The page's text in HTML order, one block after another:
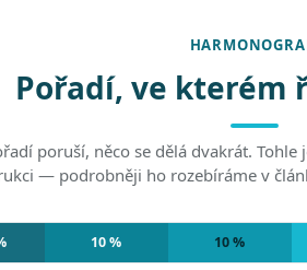
Pořadí, ve kterém
poruší, něco se dělá dvakrát.
— podrobněji ho rozebíráme v
10 % 10 %